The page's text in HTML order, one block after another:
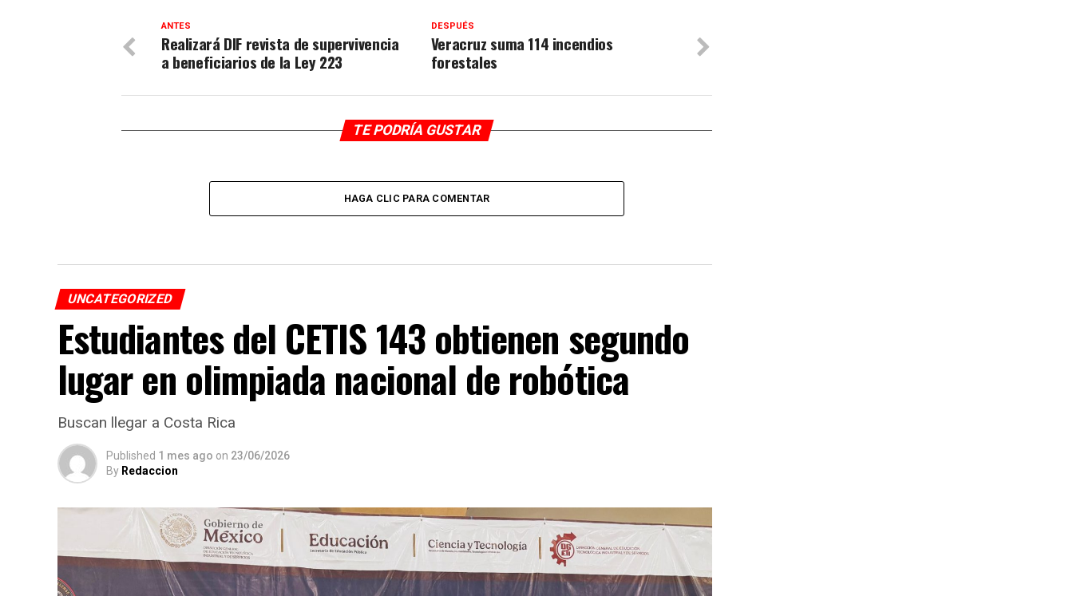
DESPUÉS
Veracruz suma 114 incendios
forestales
ANTES
Realizará DIF revista de supervivencia
a beneficiarios de la Ley 223
TE PODRÍA GUSTAR
HAGA CLIC PARA COMENTAR
UNCATEGORIZED
Estudiantes del CETIS 143 obtienen segundo
lugar en olimpiada nacional de robótica
Buscan llegar a Costa Rica
Published 1 mes ago on 23/06/2026
By Redaccion